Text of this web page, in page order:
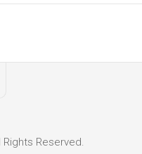
Reserved.